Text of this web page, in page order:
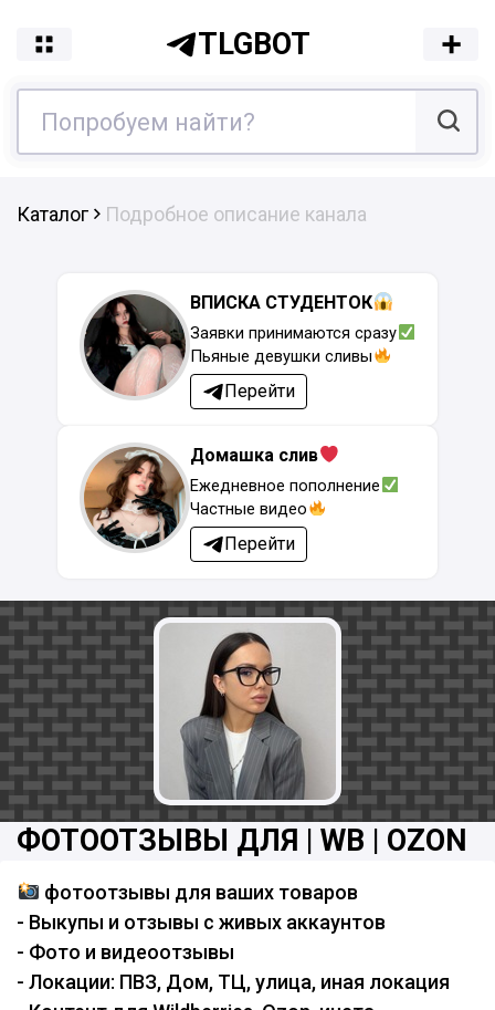
TLGBOT
Каталог Подробное описание канала
ВПИСКА СТУДЕНТОК
Заявки принимаются сразу
Пьяные девушки сливы
Перейти
Домашка слив
Ежедневное пополнение
Частные видео
Перейти
ФОТООТЗЫВЫ ДЛЯ | WB | OZON
фотоотзывы для ваших товаров
- Выкупы и отзывы с живых аккаунтов
- Фото и видеоотзывы
- Локации: ПВЗ, Дом, ТЦ, улица, иная локация